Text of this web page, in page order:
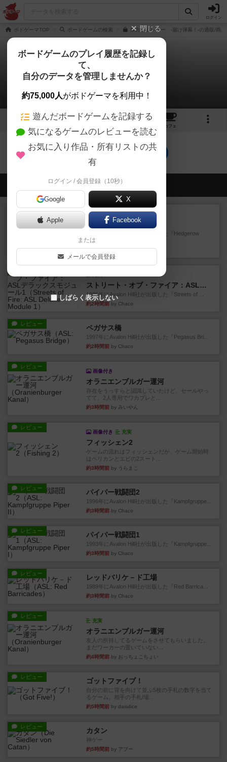
ログイン
ボドゲーマTOP ボードゲームの検索 東方ボムレター ‐届け弾幕！‐の通販/商品
東方ボムレター
0件の戦略やコツ
1 1
カフェ
東方ボムレターのトップに戻る
会員の新しい投稿
レビュー
ヘッジロウ・ヘル
1987年にAvalon Hill社が出版した『Hedgerow
He...
約2時間前by Chaco
ストリート・オブ・ファイア：ASLデラックスモジュール1
1985年にAvalon Hill社が出版した『Streets of ...
約2時間前 by Chaco
レビュー ペガサス橋
1997年にAvalon Hill社が出版した『Pegasus Bri...
約2時間前 by Chaco
レビュー
画像付き
オラニエンブルガー運河
存在をうっすらと認識していたけど、セールやっ
てて、2人専用でワカプレと...
約3時間前 by みいやん
レビュー
画像付き 充実
フィッシェン2
ゲームの流れはフィッシェンだが、ゲーム開始時
はペリカンとエビの2スート...
約3時間前 by うらまこ
レビュー パイパー戦闘団2
1996年にAvalon Hill社が出版した『Kampfgruppe...
約3時間前 by Chaco
レビュー パイパー戦闘団1
1993年にAvalon Hill社が出版した『Kampfgruppe...
約3時間前 by Chaco
レビュー レッドバリケ－ド工場
1989年にAvalon Hill社が出版した『Red Barrica...
約3時間前 by Chaco
レビュー
充実
オラニエンブルガー運河
友人の所持してるゲームをさせてもらいました。
まだワーカーの置いていない...
約4時間前 by おっちょこちょい
レビュー ゴットファイブ！
自分の前に背を向けて並ぶ5枚の手札の数字を当て
るゲーム。相手の手札/場...
約5時間前 by daisdice
レビュー カタン
神ゲー
約5時間前 by アプー
閉じる
ボードゲームのプレイ履歴を記録し
て、
自分のデータを管理しませんか？
約75,000人がボドゲーマを利用中！
遊んだボードゲームを記録する
気になるゲームのレビューを読む
お気に入り作品・所有リストの共
有
ログイン / 会員登録（10秒）
Google X
Apple Facebook
または
メールで会員登録
しばらく表示しない